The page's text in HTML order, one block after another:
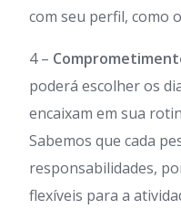
com seu perfil, como
4 –
poderá escolher os
encaixam em sua
Sabemos que cada
responsabilidades,
flexíveis para a